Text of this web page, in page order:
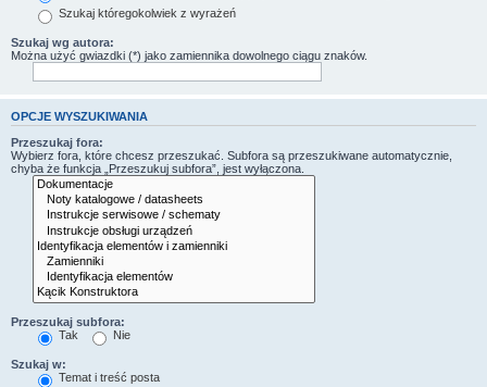
Szukaj któregokolwiek z wyrażeń
Szukaj wg autora:
Można użyć gwiazdki (*) jako zamiennika dowolnego ciągu znaków.
OPCJE WYSZUKIWANIA
Przeszukaj fora:
Wybierz fora, które chcesz przeszukać. Subfora są przeszukiwane automatycznie,
chyba że funkcja „Przeszukuj subfora”, jest wyłączona.
Przeszukaj subfora:
Tak
Nie
Szukaj w:
Temat i treść posta